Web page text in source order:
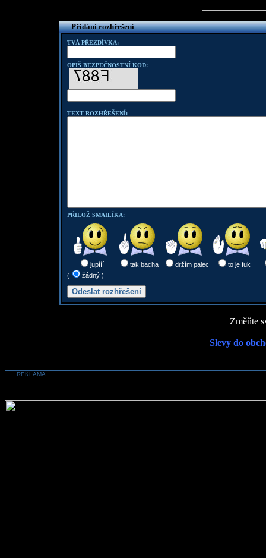
Přidání rozhřešení
TVÁ PŘEZDÍVKA:
OPIŠ BEZPEČNOSTNÍ KOD:
TEXT ROZHŘEŠENÍ:
PŘILOŽ SMAILÍKA:
jupííí tak bacha držím palec
to je fuk
(
žádný )
Změňte
Slevy do
REKLAMA